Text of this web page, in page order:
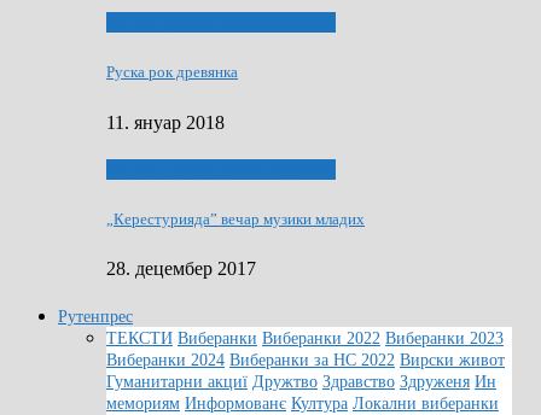
Руска рок древянка
11. януар 2018
„Керестурияда” вечар музики младих
28. децембер 2017
Рутенпрес
ТЕКСТИ Виберанки Виберанки 2022 Виберанки 2023
Виберанки 2024 Виберанки за НС 2022 Вирски живот
Гуманитарни акциї Дружтво Здравство Здруженя Ин
мемориям Информованє Култура Локални виберанки